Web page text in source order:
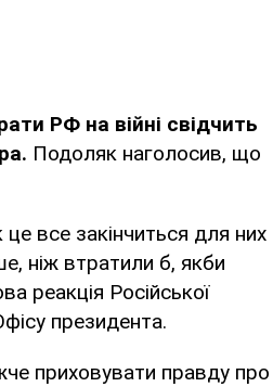
РФ на війні свідчить
Подоляк наголосив, що
все закінчиться для них
ніж втратили б, якби
реакція Російської
президента.
приховувати правду про